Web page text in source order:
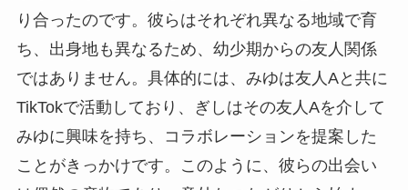
り合ったのです。彼らはそれぞれ異なる地域で育
ち、出身地も異なるため、幼少期からの友人関係
ではありません。具体的には、みゆは友人Aと共に
TikTokで活動しており、ぎしはその友人Aを介して
みゆに興味を持ち、コラボレーションを提案した
ことがきっかけです。このように、彼らの出会い